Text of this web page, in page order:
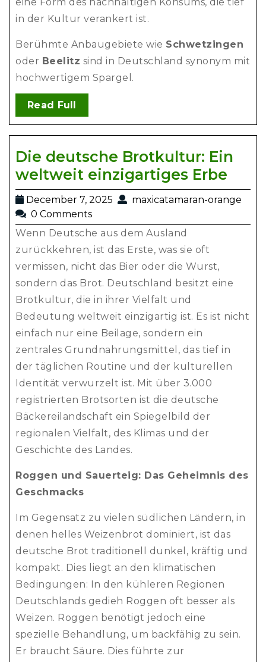
in der Kultur verankert ist.
Berühmte Anbaugebiete wie Schwetzingen
oder Beelitz sind in Deutschland synonym mit
hochwertigem Spargel.
Read Full
Die deutsche Brotkultur: Ein
weltweit einzigartiges Erbe
December 7, 2025
maxicatamaran-orange
0 Comments
Wenn Deutsche aus dem Ausland
zurückkehren, ist das Erste, was sie oft
vermissen, nicht das Bier oder die Wurst,
sondern das Brot. Deutschland besitzt eine
Brotkultur, die in ihrer Vielfalt und
Bedeutung weltweit einzigartig ist. Es ist nicht
einfach nur eine Beilage, sondern ein
zentrales Grundnahrungsmittel, das tief in
der täglichen Routine und der kulturellen
Identität verwurzelt ist. Mit über 3.000
registrierten Brotsorten ist die deutsche
Bäckereilandschaft ein Spiegelbild der
regionalen Vielfalt, des Klimas und der
Geschichte des Landes.
Roggen und Sauerteig: Das Geheimnis des
Geschmacks
Im Gegensatz zu vielen südlichen Ländern, in
denen helles Weizenbrot dominiert, ist das
deutsche Brot traditionell dunkel, kräftig und
kompakt. Dies liegt an den klimatischen
Bedingungen: In den kühleren Regionen
Deutschlands gedieh Roggen oft besser als
Weizen. Roggen benötigt jedoch eine
spezielle Behandlung, um backfähig zu sein.
Er braucht Säure. Dies führte zur